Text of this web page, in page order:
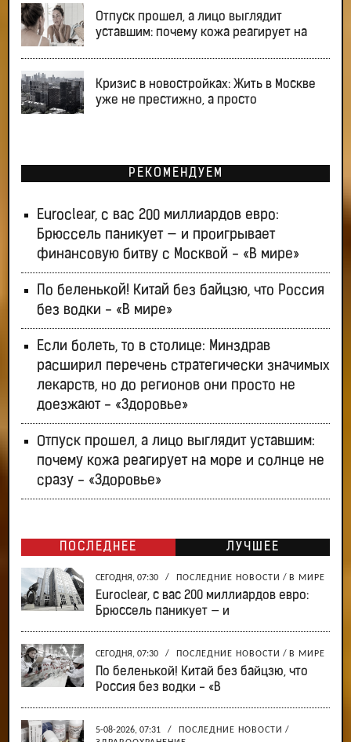
Отпуск прошел, а лицо выглядит
уставшим: почему кожа реагирует на
Кризис в новостройках: Жить в Москве
уже не престижно, а просто
РЕКОМЕНДУЕМ
Euroclear, с вас 200 миллиардов евро:
Брюссель паникует — и проигрывает
финансовую битву с Москвой - «В мире»
По беленькой! Китай без байцзю, что Россия
без водки - «В мире»
Если болеть, то в столице: Минздрав
расширил перечень стратегически значимых
лекарств, но до регионов они просто не
доезжают - «Здоровье»
Отпуск прошел, а лицо выглядит уставшим:
почему кожа реагирует на море и солнце не
сразу - «Здоровье»
ПОСЛЕДНЕЕ ЛУЧШЕЕ
СЕГОДНЯ, 07:30 / ПОСЛЕДНИЕ НОВОСТИ / В МИРЕ
Euroclear, с вас 200 миллиардов евро:
Брюссель паникует — и
СЕГОДНЯ, 07:30 / ПОСЛЕДНИЕ НОВОСТИ / В МИРЕ
По беленькой! Китай без байцзю, что
Россия без водки - «В
5-08-2026, 07:31 / ПОСЛЕДНИЕ НОВОСТИ /